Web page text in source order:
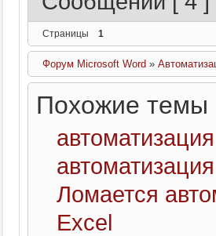
Страницы 1
Форум Microsoft Word »
Похожие темы
Ломается
Excel